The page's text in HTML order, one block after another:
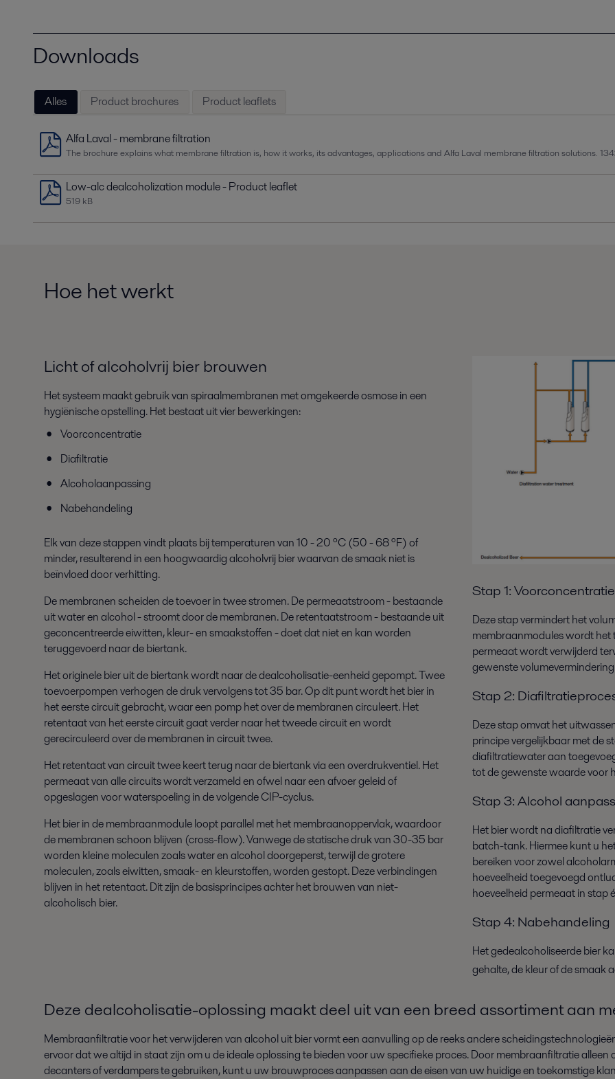
Downloads
Alles Product brochures Product leaflets
Alfa Laval - membrane filtration
The brochure explains what membrane filtration is, how it works, its advantages, applications and Alfa Laval membrane filtration solutions.
Low-alc dealcoholization module - Product leaflet
519 kB
Hoe het werkt
Licht of alcoholvrij bier brouwen
Het systeem maakt gebruik van spiraalmembranen met omgekeerde osmose in een
hygiënische opstelling. Het bestaat uit vier bewerkingen:
Voorconcentratie
Diafiltratie
Alcoholaanpassing
Nabehandeling
Elk van deze stappen vindt plaats bij temperaturen van 10 - 20 ºC (50 - 68 ºF) of
minder, resulterend in een hoogwaardig alcoholvrij bier waarvan de smaak niet is
beïnvloed door verhitting.
De membranen scheiden de toevoer in twee stromen. De permeaatstroom - bestaande
uit water en alcohol - stroomt door de membranen. De retentaatstroom - bestaande uit
geconcentreerde eiwitten, kleur- en smaakstoffen - doet dat niet en kan worden
teruggevoerd naar de biertank.
Het originele bier uit de biertank wordt naar de dealcoholisatie-eenheid gepompt. Twee
toevoerpompen verhogen de druk vervolgens tot 35 bar. Op dit punt wordt het bier in
het eerste circuit gebracht, waar een pomp het over de membranen circuleert. Het
retentaat van het eerste circuit gaat verder naar het tweede circuit en wordt
gerecirculeerd over de membranen in circuit twee.
Het retentaat van circuit twee keert terug naar de biertank via een overdrukventiel. Het
permeaat van alle circuits wordt verzameld en ofwel naar een afvoer geleid of
opgeslagen voor waterspoeling in de volgende CIP-cyclus.
Het bier in de membraanmodule loopt parallel met het membraanoppervlak, waardoor
de membranen schoon blijven (cross-flow). Vanwege de statische druk van 30-35 bar
worden kleine moleculen zoals water en alcohol doorgeperst, terwijl de grotere
moleculen, zoals eiwitten, smaak- en kleurstoffen, worden gestopt. Deze verbindingen
blijven in het retentaat. Dit zijn de basisprincipes achter het brouwen van niet-
alcoholisch bier.
Stap 1: Voorconcentratie
Deze stap vermindert het
membraanmodules wordt het
permeaat wordt verwijderd
gewenste
Stap 2:
Deze stap omvat het
principe vergelijkbaar met de
diafiltratiewater aan
tot de gewenste waarde voor
Stap 3: Alcohol
Het bier wordt na diafiltratie
batch-tank. Hiermee kunt u
bereiken voor zowel
hoeveelheid toegevoegd
hoeveelheid permeaat in stap
Stap 4: Nabehandeling
Het gedealcoholiseerde bier
gehalte, de kleur of de smaak
Deze dealcoholisatie-oplossing maakt deel uit van een breed assortiment aan
Membraanfiltratie voor het verwijderen van alcohol uit bier vormt een aanvulling op de reeks andere
ervoor dat we altijd in staat zijn om u de ideale oplossing te bieden voor uw specifieke proces. Door membraanfiltratie
decanters of verdampers te gebruiken, kunt u uw brouwproces aanpassen aan de eisen van uw huidige en toekomstige